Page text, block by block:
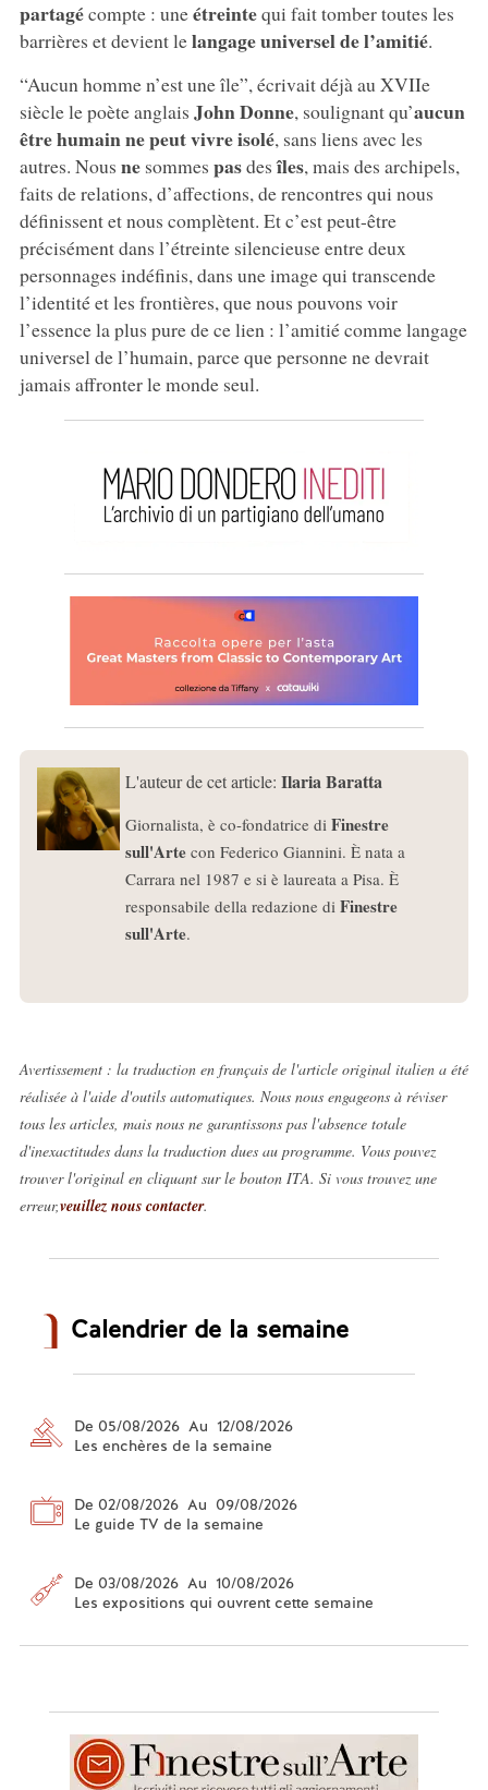
partagécompte : uneétreintequi fait tomber toutes les
barrières et devient lelangage universel de l’amitié.
“Aucun homme n’est une île”, écrivait déjà au XVIIe
siècle le poète anglais John Donne, soulignant qu’aucun
être humain ne peut vivre isolé, sans liens avec les
autres. Nous nesommes pasdesîles, mais des archipels,
faits de relations, d’affections, de rencontres qui nous
définissent et nous complètent. Et c’est peut-être
précisément dans l’étreinte silencieuse entre deux
personnages indéfinis, dans une image qui transcende
l’identité et les frontières, que nous pouvons voir
l’essence la plus pure de ce lien : l’amitié comme langage
universel de l’humain, parce que personne ne devrait
jamais affronter le monde seul.
L'auteur de cet article: Ilaria Baratta
Giornalista, è co-fondatrice di Finestre
sull'Artecon Federico Giannini. È nata a
Carrara nel 1987 e si è laureata a Pisa. È
responsabile della redazione di Finestre
sull'Arte.
Avertissement : la traduction en français de l'article original italien a été
réalisée à l'aide d'outils automatiques. Nous nous engageons à réviser
tous les articles, mais nous ne garantissons pas l'absence totale
d'inexactitudes dans la traduction dues au programme. Vous pouvez
trouver l'original en cliquant sur le bouton ITA. Si vous trouvez une
erreur,veuillez nous contacter.
Calendrier de la semaine
De 05/08/2026 Au 12/08/2026
Les enchères de la semaine
De 02/08/2026 Au 09/08/2026
Le guide TV de la semaine
De 03/08/2026 Au 10/08/2026
Les expositions qui ouvrent cette semaine